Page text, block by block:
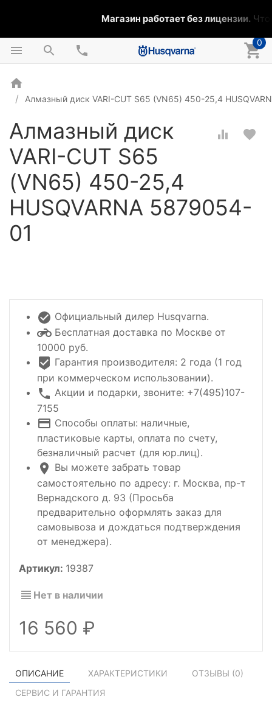
Магазин работает без лицензии.
0
Алмазный диск VARI-CUT S65 (VN65) 450-25,4
Алмазный диск
VARI-CUT S65
(VN65) 450-25,4
HUSQVARNA 5879054-
01
Официальный дилер Husqvarna.
Бесплатная доставка по Москве от
10000 руб.
Гарантия производителя: 2 года (1 год
при коммерческом использовании).
Акции и подарки, звоните: +7(495)107-
7155
Способы оплаты: наличные,
пластиковые карты, оплата по счету,
безналичный расчет (для юр.лиц).
Вы можете забрать товар
самостоятельно по адресу: г. Москва, пр-т
Вернадского д. 93 (Просьба
предварительно оформлять заказ для
самовывоза и дождаться подтверждения
от менеджера).
Артикул: 19387
Нет в наличии
16 560
ОПИСАНИЕ ХАРАКТЕРИСТИКИ ОТЗЫВЫ (0)
СЕРВИС И ГАРАНТИЯ